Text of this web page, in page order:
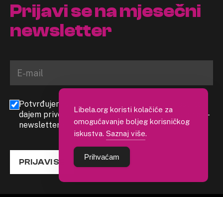
Prijavi se na mjesečni
newsletter
Potvrđujem suglasnost s politikom privatnosti te
dajem privolu Libeli da koristi moj email za slanje e-
newslettera
PRIJAVI SE
Libela.org koristi kolačiće za
omogućavanje boljeg korisničkog
iskustva. Saznaj više.
Prihvaćam